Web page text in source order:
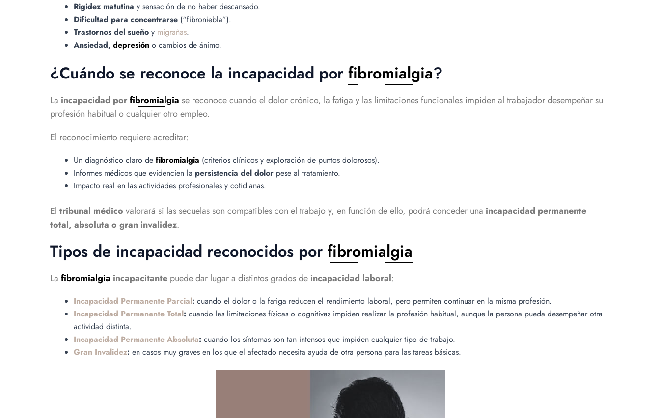
Rigidez matutina y sensación de no haber descansado.
Dificultad para concentrarse (“fibroniebla”).
Trastornos del sueño y migrañas.
Ansiedad, depresión o cambios de ánimo.
¿Cuándo se reconoce la incapacidad porfibromialgia?
La incapacidad porfibromialgia se reconoce cuando el dolor crónico, la fatiga y las limitaciones funcionales impiden al trabajador desempeñar su
profesión habitual o cualquier otro empleo.
El reconocimiento requiere acreditar:
Un diagnóstico claro de fibromialgia (criterios clínicos y exploración de puntos dolorosos).
Informes médicos que evidencien la persistencia del dolor pese al tratamiento.
Impacto real en las actividades profesionales y cotidianas.
El tribunal médico valorará si las secuelas son compatibles con el trabajo y, en función de ello, podrá conceder una incapacidad permanente
total, absoluta o gran invalidez.
Tipos de incapacidad reconocidos porfibromialgia
La fibromialgia incapacitante puede dar lugar a distintos grados de incapacidad laboral:
Incapacidad Permanente Parcial: cuando el dolor o la fatiga reducen el rendimiento laboral, pero permiten continuar en la misma profesión.
Incapacidad Permanente Total: cuando las limitaciones físicas o cognitivas impiden realizar la profesión habitual, aunque la persona pueda desempeñar otra
actividad distinta.
Incapacidad Permanente Absoluta: cuando los síntomas son tan intensos que impiden cualquier tipo de trabajo.
Gran Invalidez: en casos muy graves en los que el afectado necesita ayuda de otra persona para las tareas básicas.